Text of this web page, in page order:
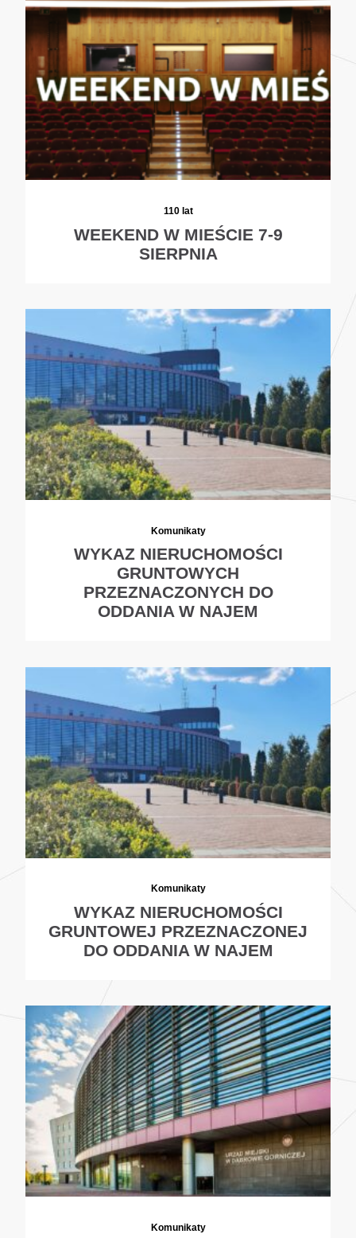
110 lat
WEEKEND W MIEŚCIE 7-9
SIERPNIA
Komunikaty
WYKAZ NIERUCHOMOŚCI
GRUNTOWYCH
PRZEZNACZONYCH DO
ODDANIA W NAJEM
Komunikaty
WYKAZ NIERUCHOMOŚCI
GRUNTOWEJ PRZEZNACZONEJ
DO ODDANIA W NAJEM
Komunikaty